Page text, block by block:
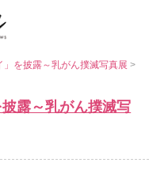
」を披露～乳がん撲滅写真展>
露～乳がん撲滅写